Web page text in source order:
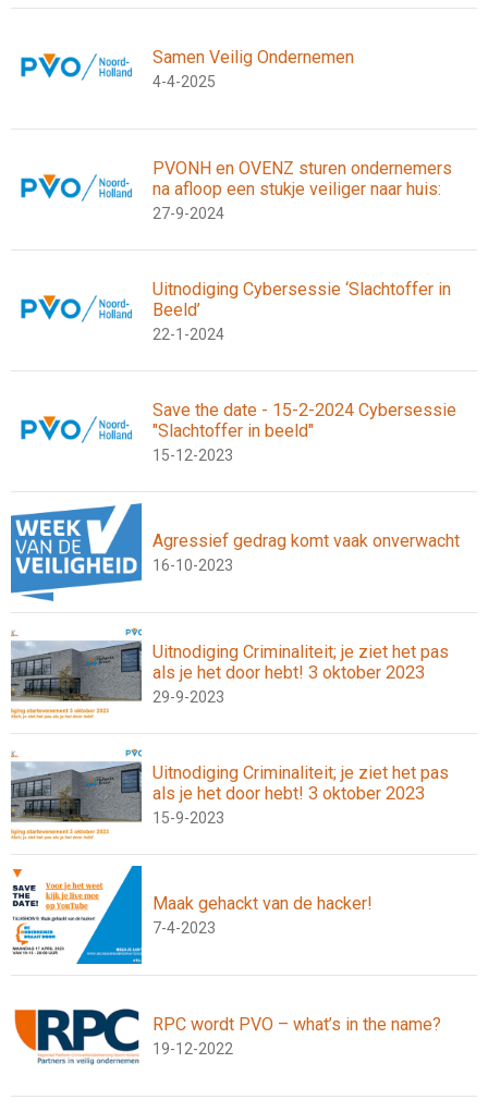
Samen Veilig Ondernemen
4-4-2025
PVONH en OVENZ sturen ondernemers
na afloop een stukje veiliger naar huis:
27-9-2024
Uitnodiging Cybersessie ‘Slachtoffer in
Beeld’
22-1-2024
Save the date - 15-2-2024 Cybersessie
"Slachtoffer in beeld"
15-12-2023
Agressief gedrag komt vaak onverwacht
16-10-2023
Uitnodiging Criminaliteit; je ziet het pas
als je het door hebt! 3 oktober 2023
29-9-2023
Uitnodiging Criminaliteit; je ziet het pas
als je het door hebt! 3 oktober 2023
15-9-2023
Maak gehackt van de hacker!
7-4-2023
RPC wordt PVO – what’s in the name?
19-12-2022